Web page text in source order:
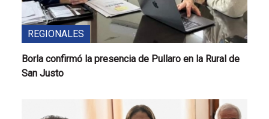
REGIONALES
Borla confirmó la presencia de Pullaro en la Rural de
San Justo